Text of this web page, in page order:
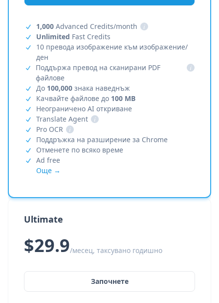
1,000 Advanced Credits/month
i
Unlimited Fast Credits
10 превода изображение към изображение/
ден
Поддържа превод на сканирани PDF
файлове
i
До 100,000 знака наведнъж
Качвайте файлове до 100 MB
Неограничено AI откриване
Translate Agent
i
Pro OCR
i
Поддръжка на разширение за Chrome
Отменете по всяко време
Ad free
Още →
Ultimate
$29.9/месец, таксувано годишно
Започнете